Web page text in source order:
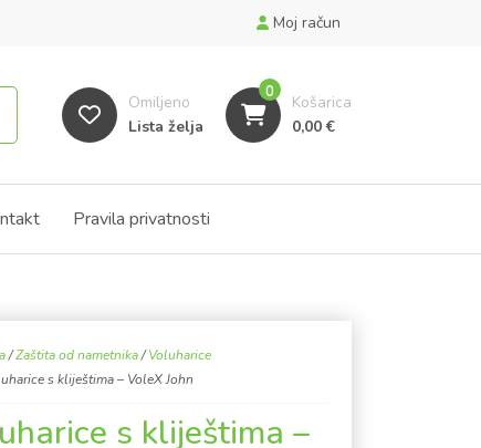
Moj račun
Omiljeno
Lista želja
0
Košarica
0,00€
Pravila privatnosti
/Zaštita od nametnika/Voluharice
s kliještima – VoleX John
s kliještima –